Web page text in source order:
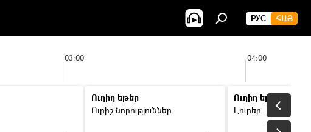
РУС ՀԱՅ
03:00 04:00
Ուղիղ եթեր
Ուրիշ նորություններ
Ուղիղ եթեր
Լուրեր